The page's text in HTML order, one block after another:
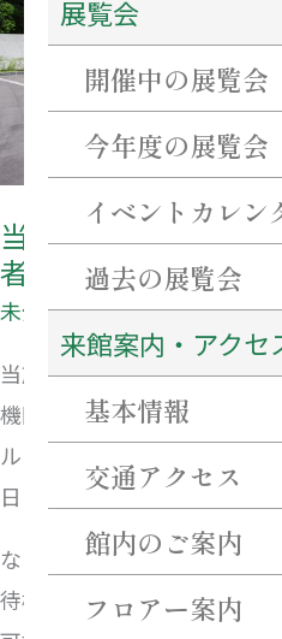
展覧会
開催中の展覧会
今年度の展覧会
イベントカレン
過去の展覧会
来館案内・アクセ
基本情報
交通アクセス
館内のご案内
フロアー案内
当施設における新型
者発症及び対応につ
未分類
当施設に勤務するスタッフ
機関にて検査を受けたとこ
ルス陽性と確認されました
日は7月24日(日)です。
なお、濃厚接触の可能性の
待機の指示を行うとともに
お
け
る
新
ロ
ナ
ィ
ル
ス
感